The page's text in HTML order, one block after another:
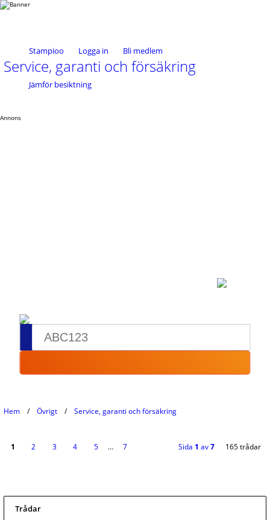
Stampioo Logga in Bli medlem
Jämför besiktning
Service, garanti och försäkring
Annons
Hem Övrigt Service, garanti och försäkring
1 2 3 4 5 … 7 Sida 1 av7 165 trådar
Trådar